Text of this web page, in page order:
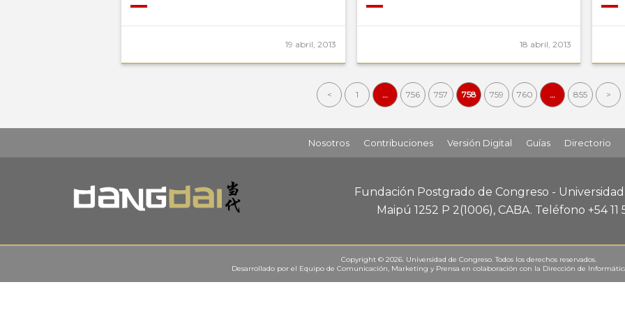
19 abril, 2013 18 abril, 2013
< 1 … 756 757 758 759 760 … 855 >
Nosotros Contribuciones Versión Digital Guías Directorio
Fundación Postgrado de Congreso -
Maipú 1252 P 2 (1006), CABA. Teléfono +54 11
Copyright © 2026. Universidad de Congreso. Todos los derechos reservados.
Desarrollado por el Equipo de Comunicación, Marketing y Prensa en colaboración con la Dirección de